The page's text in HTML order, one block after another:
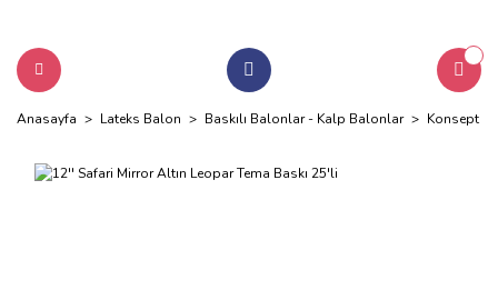
Anasayfa Lateks Balon Baskılı Balonlar - Kalp Balonlar Konsept